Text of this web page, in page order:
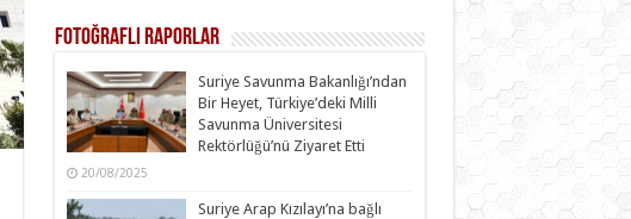
Fotoğraflı Raporlar
Suriye Savunma Bakanlığı’ndan
Bir Heyet, Türkiye’deki Milli
Savunma Üniversitesi
Rektörlüğü’nü Ziyaret Etti
20/08/2025
Suriye Arap Kızılayı’na bağlı